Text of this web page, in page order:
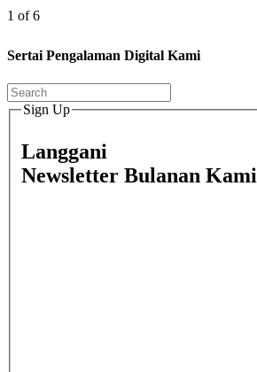
1 of 6
Sertai Pengalaman Digital Kami
Sign Up
Langgani
Newsletter Bulanan Kami